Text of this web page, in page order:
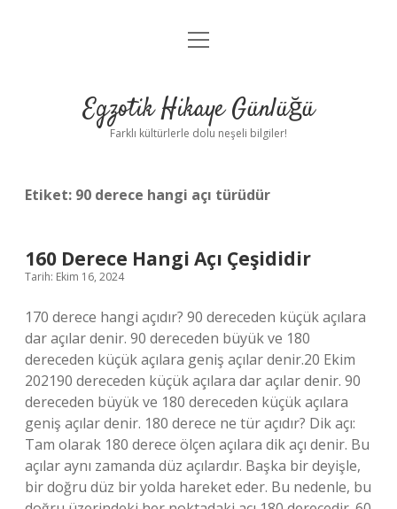
Anasayfa
Yasal Uyarı
menüyü
Egzotik Hikaye Günlüğü
Farklı kültürlerle dolu neşeli bilgiler!
Etiket: 90 derece hangi açı türüdür
160 Derece Hangi Açı Çeşididir
Tarih: Ekim 16, 2024
170 derece hangi açıdır? 90 dereceden küçük açılara
dar açılar denir. 90 dereceden büyük ve 180
dereceden küçük açılara geniş açılar denir.20 Ekim
202190 dereceden küçük açılara dar açılar denir. 90
dereceden büyük ve 180 dereceden küçük açılara
geniş açılar denir. 180 derece ne tür açıdır? Dik açı:
Tam olarak 180 derece ölçen açılara dik açı denir. Bu
açılar aynı zamanda düz açılardır. Başka bir deyişle,
bir doğru düz bir yolda hareket eder. Bu nedenle, bu